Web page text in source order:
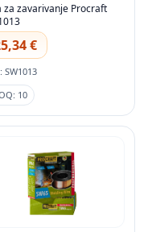
za zavarivanje Procraft
€
SW1013
10